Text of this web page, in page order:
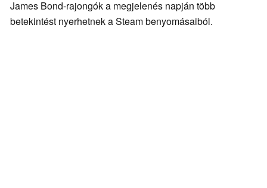
James Bond-rajongók a megjelenés napján több
betekintést nyerhetnek a Steam benyomásaiból.